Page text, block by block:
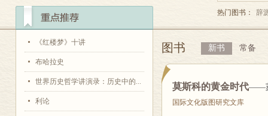
《红楼梦》十讲
布哈拉史
世界历史哲学讲演录：历史中的...
利论
热门图书： 辞
图书 新书 常备
莫斯科的黄金时代——
国际文化版图研究文库